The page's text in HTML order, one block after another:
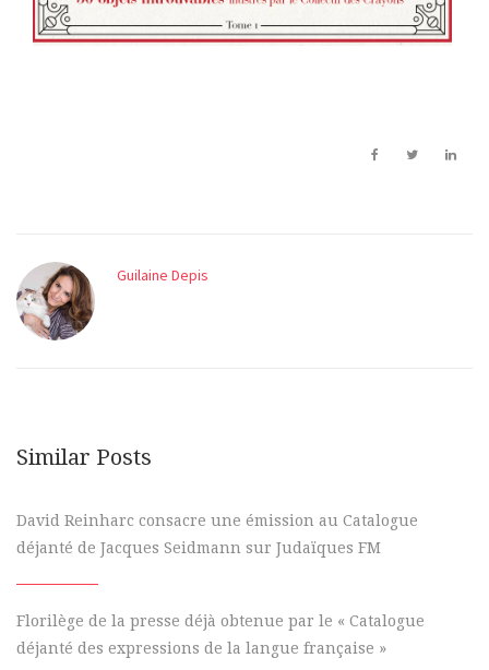
Guilaine Depis
Similar Posts
David Reinharc consacre une émission au Catalogue
déjanté de Jacques Seidmann sur Judaïques FM
Florilège de la presse déjà obtenue par le « Catalogue
déjanté des expressions de la langue française »